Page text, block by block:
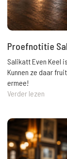
Proefnotitie
Salikatt Even Keel
Kunnen ze daar
ermee!
Verder lezen